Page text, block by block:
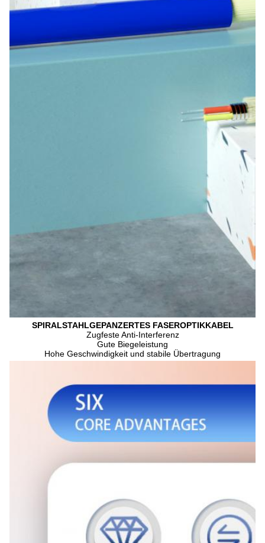
SPIRALSTAHLGEPANZERTES FASEROPTIKKABEL
Zugfeste Anti-Interferenz
Gute Biegeleistung
Hohe Geschwindigkeit und stabile Übertragung